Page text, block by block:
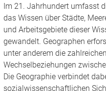
Im 21. Jahrhundert umfasst
das Wissen über Städte,
und Arbeitsgebiete dieser
gewandelt. Geographen
unter anderem die
Wechselbeziehungen
Die Geographie verbindet
sozialwissenschaftlichen